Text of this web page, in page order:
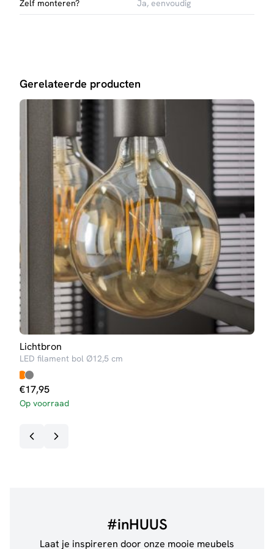
Zelf monteren? Ja, eenvoudig
Gerelateerde producten
Lichtbron
LED filament bol Ø12,5 cm
€17,95
Op voorraad
#inHUUS
Laat je inspireren door onze mooie meubels